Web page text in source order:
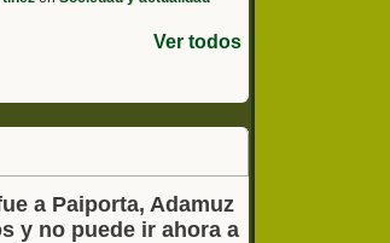
Ver todos
a Paiporta, Adamuz
y no puede ir ahora a